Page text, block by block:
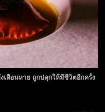
เลือนหาย ถูกปลุกให้มีชีวิตอีกครั้ง